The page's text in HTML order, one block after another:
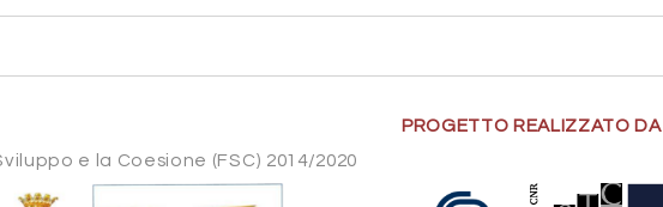
PROGETTO REALIZZATO DA
e la Coesione (FSC) 2014/2020